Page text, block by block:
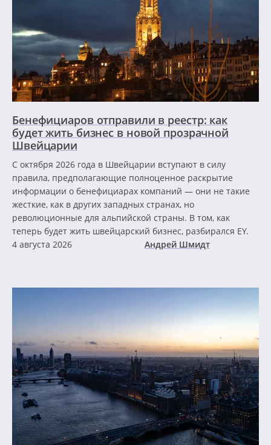
Бенефициаров отправили в реестр: как
будет жить бизнес в новой прозрачной
Швейцарии
С октября 2026 года в Швейцарии вступают в силу
правила, предполагающие полноценное раскрытие
информации о бенефициарах компаний — они не такие
жесткие, как в других западных странах, но
революционные для альпийской страны. В том, как
теперь будет жить швейцарский бизнес, разбирался EY.
4 августа 2026
Андрей Шмидт